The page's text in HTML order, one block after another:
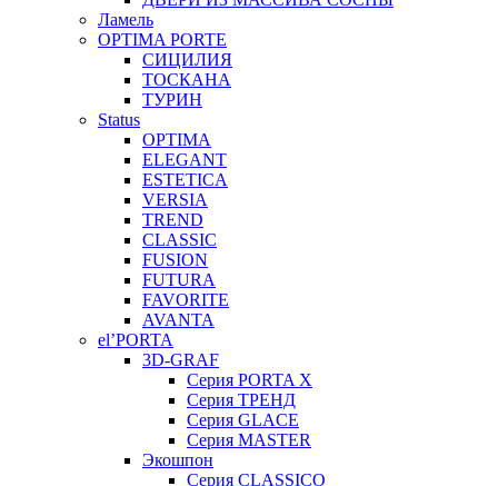
Ламель
OPTIMA PORTE
СИЦИЛИЯ
ТОСКАНА
ТУРИН
Status
OPTIMA
ELEGANT
ESTETICA
VERSIA
TREND
CLASSIC
FUSION
FUTURA
FAVORITE
AVANTA
el’PORTA
3D-GRAF
Серия PORTA X
Серия ТРЕНД
Серия GLACE
Серия MASTER
Экошпон
Серия CLASSICO